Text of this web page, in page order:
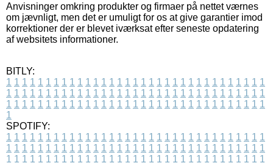
Anvisninger omkring produkter og firmaer på nettet værnes
om jævnligt, men det er umuligt for os at give garantier imod
korrektioner der er blevet iværksat efter seneste opdatering
af websitets informationer.
BITLY:
1 1 1 1 1 1 1 1 1 1 1 1 1 1 1 1 1 1 1 1 1 1 1 1 1 1 1 1 1 1 1 1 1
1 1 1 1 1 1 1 1 1 1 1 1 1 1 1 1 1 1 1 1 1 1 1 1 1 1 1 1 1 1 1 1 1
1 1 1 1 1 1 1 1 1 1 1 1 1 1 1 1 1 1 1 1 1 1 1 1 1 1 1 1 1 1 1 1 1
1
SPOTIFY:
1 1 1 1 1 1 1 1 1 1 1 1 1 1 1 1 1 1 1 1 1 1 1 1 1 1 1 1 1 1 1 1 1
1 1 1 1 1 1 1 1 1 1 1 1 1 1 1 1 1 1 1 1 1 1 1 1 1 1 1 1 1 1 1 1 1
1 1 1 1 1 1 1 1 1 1 1 1 1 1 1 1 1 1 1 1 1 1 1 1 1 1 1 1 1 1 1 1 1